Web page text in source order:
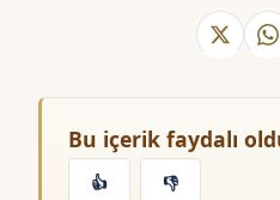
Bu içerik faydalı
👍 👎